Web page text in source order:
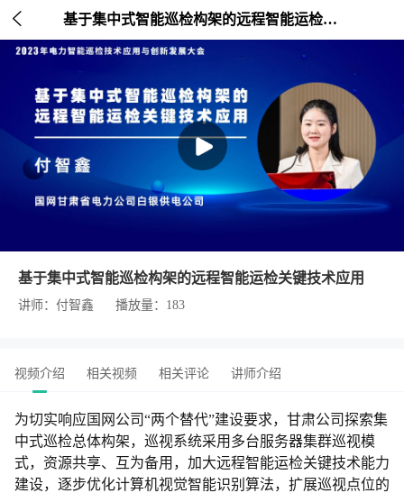
 基于集中式智能巡检构架的远程智能运检关键技术应用
基于集中式智能巡检构架的远程智能运检关键技术应用
讲师：付智鑫 播放量：183
视频介绍 相关视频 相关评论 讲师介绍
为切实响应国网公司“两个替代”建设要求，甘肃公司探索集
中式巡检总体构架，巡视系统采用多台服务器集群巡视模
式，资源共享、互为备用，加大远程智能运检关键技术能力
建设，逐步优化计算机视觉智能识别算法，扩展巡视点位的